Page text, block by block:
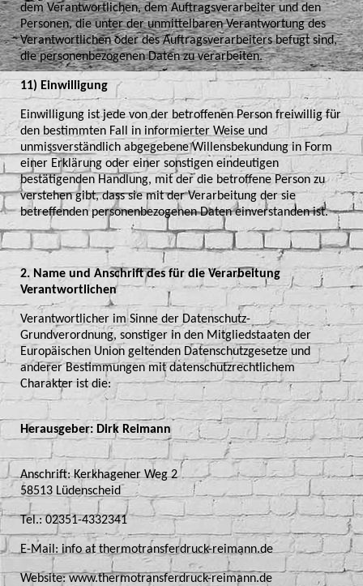
dem Verantwortlichen, dem Auftragsverarbeiter und den
Personen, die unter der unmittelbaren Verantwortung des
Verantwortlichen oder des Auftragsverarbeiters befugt sind,
die personenbezogenen Daten zu verarbeiten.
11) Einwilligung
Einwilligung ist jede von der betroffenen Person freiwillig für
den bestimmten Fall in informierter Weise und
unmissverständlich abgegebene Willensbekundung in Form
einer Erklärung oder einer sonstigen eindeutigen
bestätigenden Handlung, mit der die betroffene Person zu
verstehen gibt, dass sie mit der Verarbeitung der sie
betreffenden personenbezogenen Daten einverstanden ist.
2. Name und Anschrift des für die Verarbeitung
Verantwortlichen
Verantwortlicher im Sinne der Datenschutz-
Grundverordnung, sonstiger in den Mitgliedstaaten der
Europäischen Union geltenden Datenschutzgesetze und
anderer Bestimmungen mit datenschutzrechtlichem
Charakter ist die:
Herausgeber: Dirk Reimann
Anschrift: Kerkhagener Weg 2
58513 Lüdenscheid
Tel.: 02351-4332341
E-Mail: info at thermotransferdruck-reimann.de
Website: www.thermotransferdruck-reimann.de